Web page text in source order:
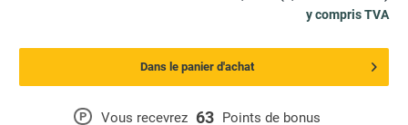
P Vous recevrez 63 Points de bonus
y compris TVA
Dans le panier d'achat